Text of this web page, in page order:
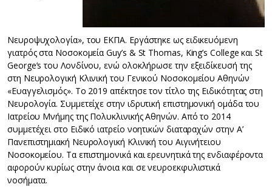
Νευροψυχολογία», του ΕΚΠΑ. Εργάστηκε ως ειδικευόμενη
γιατρός στα Νοσοκομεία Guy’s & St Thomas, King’s College και St
George’s του Λονδίνου, ενώ ολοκλήρωσε την εξειδίκευσή της
στη Νευρoλογική Κλινική του Γενικού Νοσοκομείου Αθηνών
«Ευαγγελισμός». Το 2019 απέκτησε τον τίτλο της Ειδικότητας στη
Νευρολογία. Συμμετείχε στην ιδρυτική επιστημονική ομάδα του
Ιατρείου Μνήμης της Πολυκλινικής Αθηνών. Από το 2014
συμμετέχει στο Ειδικό ιατρείο νοητικών διαταραχών στην Α’
Πανεπιστημιακή Νευρολογική Κλινική του Αιγινήτειου
Νοσοκομείου. Τα επιστημονικά και ερευνητικά της ενδιαφέροντα
αφορούν κυρίως στην άνοια και σε νευροεκφυλιστικά
νοσήματα.